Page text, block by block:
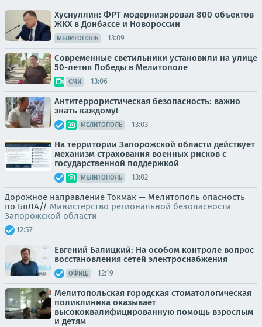
Хуснуллин: ФРТ модернизировал 800 объектов
ЖКХ в Донбассе и Новороссии
МЕЛИТОПОЛЬ 13:09
Современные светильники установили на улице
50-летия Победы в Мелитополе
СМИ 13:06
Антитеррористическая безопасность: важно
знать каждому!
МЕЛИТОПОЛЬ 13:03
На территории Запорожской области действует
механизм страхования военных рисков с
государственной поддержкой
МЕЛИТОПОЛЬ 13:02
Дорожное направление Токмак — Мелитополь опасность
по БпЛА// Министерство региональной безопасности
Запорожской области
12:57
Евгений Балицкий: На особом контроле вопрос
восстановления сетей электроснабжения
ОФИЦ. 12:19
Мелитопольская городская стоматологическая
поликлиника оказывает
высококвалифицированную помощь взрослым
и детям